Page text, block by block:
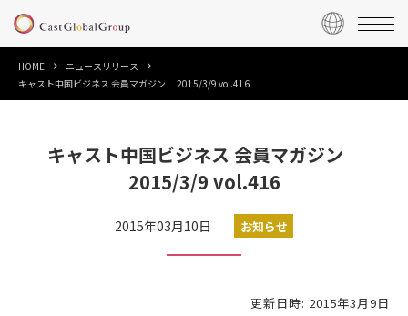
HOME
ニュースリリース
キャスト中国ビジネス 会員マガジン 2015/3/9 vol.416
キャスト中国ビジネス 会員マガジン
2015/3/9 vol.416
2015年03月10日 お知らせ
更新日時: 2015年3月9日